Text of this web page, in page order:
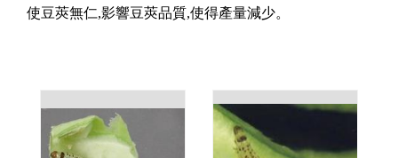
使豆莢無仁,影響豆莢品質,使得產量減少。